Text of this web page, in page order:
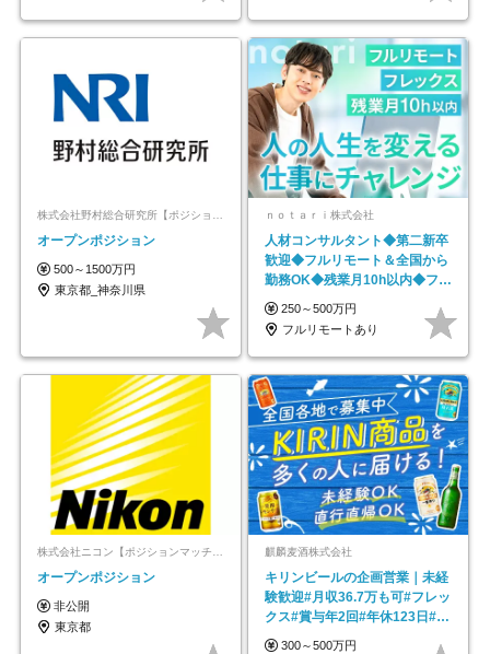
オープンポジション
500～1500万円
東京都_神奈川県
ｎｏｔａｒｉ株式会社
人材コンサルタント◆第二新卒
歓迎◆フルリモート＆全国から
勤務OK◆残業月10h以内◆フレ
ックス制
250～500万円
フルリモートあり
株式会社ニコン【ポジションマッチ登録】
オープンポジション
非公開
東京都
麒麟麦酒株式会社
キリンビールの企画営業｜未経
験歓迎#月収36.7万も可#フレッ
クス#賞与年2回#年休123日#完
全週休2日制
300～500万円